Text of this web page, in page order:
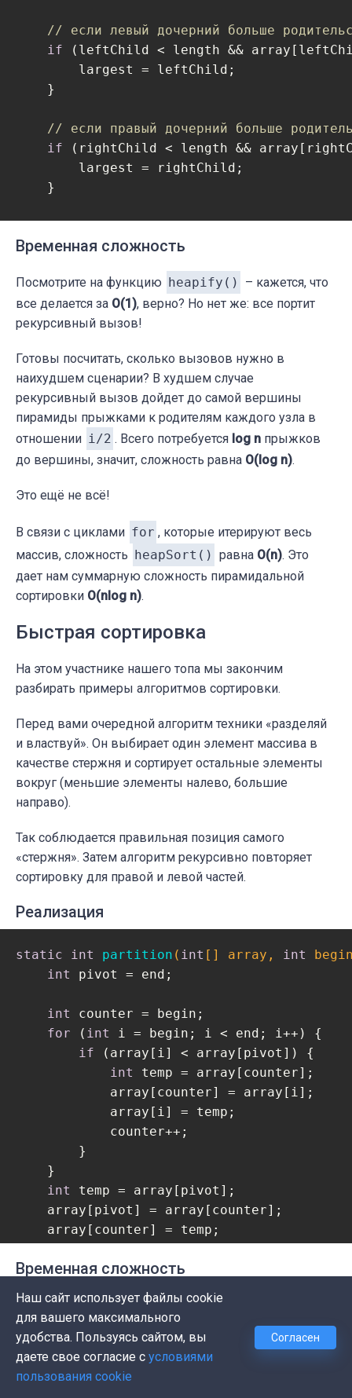
// если левый дочерний больше
if (leftChild < length &&
        largest = leftChild;
    }
// если правый дочерний больше
if (rightChild < length &&
        largest = rightChild;
    }
if (largest != i) {
        array[i] = array[largest];
        array[largest] = temp;
        heapify(array, length, largest);
}
public static void heapSort(int[] array)
if (array.length == 0) return ;
// Строим кучу
// проходим от первого без ответвлений
i = length /
        heapify(array, length, i);
for (int i = length-1; i >= 0; i--) {
int temp = array[
        array[i] = temp;
        heapify(array, i,
    }
Временная сложность
Посмотрите на функцию heapify()
– кажется, что
все делается за O(1), верно? Но нет же: все портит
рекурсивный вызов!
Готовы посчитать, сколько вызовов нужно в
наихудшем сценарии? В худшем случае
рекурсивный вызов дойдет до самой вершины
пирамиды прыжками к родителям каждого узла в
отношении i/2 . Всего потребуется log n прыжков
до вершины, значит, сложность равна O(log n).
Это ещё не всё!
В связи с циклами for , которые итерируют весь
массив, сложность
heapSort() равна O(n). Это
дает нам суммарную сложность пирамидальной
сортировки O(nlog n).
Быстрая сортировка
На этом участнике нашего топа мы закончим
разбирать примеры алгоритмов сортировки.
Перед вами очередной алгоритм техники «разделяй
и властвуй». Он выбирает один элемент массива в
качестве стержня и сортирует остальные элементы
вокруг (меньшие элементы налево, большие
направо).
Так соблюдается правильная позиция самого
«стержня». Затем алгоритм рекурсивно повторяет
сортировку для правой и левой частей.
Реализация
static int partition ( int [] array, int
int
pivot = end;
int
counter = begin;
for ( int
i = begin; i < end; i++) {
if (array[i] < array[pivot]) {
int
temp = array[counter];
            array[counter] = array[i];
            array[i] = temp;
            counter++;
        }
    }
int
temp = array[pivot];
    array[pivot] = array[counter];
    array[counter] = temp;
return counter;
public int[] array,
(end <= begin)
pivot = partition(array, begin,
Временная сложность
Временную сложность алгоритма быстрой
сортировки можно описать следующим уравнением:
Наш сайт использует файлы cookie
для вашего максимального
удобства. Пользуясь сайтом, вы
даете свое согласие с условиями
пользования cookie
Согласен